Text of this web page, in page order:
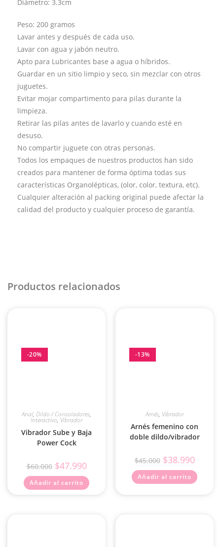
Diámetro: 3.3cm
Peso: 200 gramos
Lavar antes y después de cada uso.
Lavar con agua y jabón neutro.
Apto para Lubricantes base a agua o híbridos.
Guardar en un sitio limpio y seco, sin mezclar con otros
juguetes.
Evitar mojar compartimento para pilas durante la
limpieza.
Retirar las pilas antes de lavarlo y cuando esté en
desuso.
No compartir juguete con otras personas.
Todos los empaques de nuestros productos han sido
creados para mantener de forma óptima todas sus
características Organolépticas, (olor, color, textura, etc).
Cualquier alteración al packing original puede afectar la
calidad del producto y cualquier proceso de garantía.
Productos relacionados
-20%
Anal, Dildo / Consoladores,
Interactivo, Vibrador
Vibrador Sube y Baja
Power Cock
$60.000 $47.990
Añadir al carrito
-13%
Arnés, Vibrador
Arnés femenino con
doble dildo/vibrador
$45.000 $38.990
Añadir al carrito